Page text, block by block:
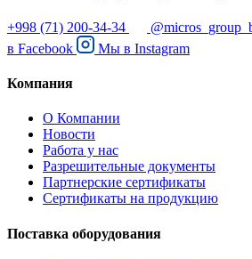
+998 (71) 200-34-34
в Facebook Мы в Instagram
Компания
О Компании
Новости
Работа у нас
Разрешительные документы
Партнерские сертификаты
Сертификаты на продукцию
Поставка оборудования